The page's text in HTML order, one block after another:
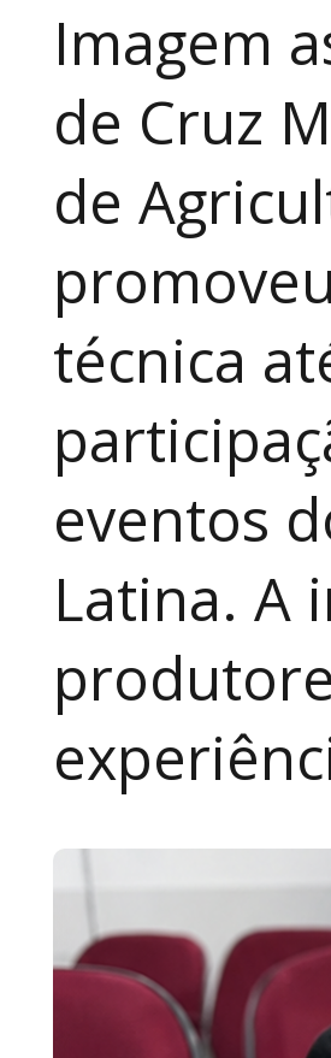
Imagem
de Cruz
de
técnica
eventos
Latina. A